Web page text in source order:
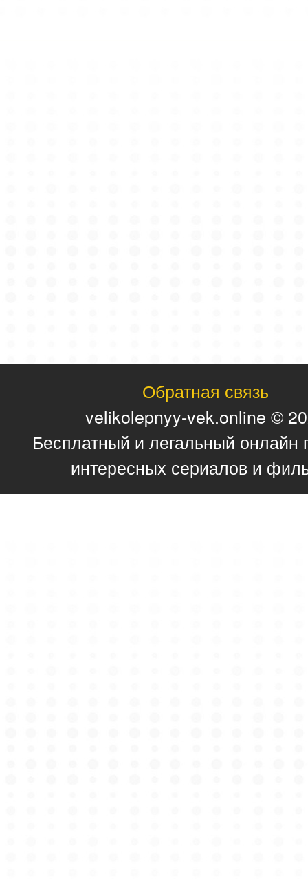
Обратная связь
velikolepnyy-vek.online ©
Бесплатный и легальный онлайн
интересных сериалов и